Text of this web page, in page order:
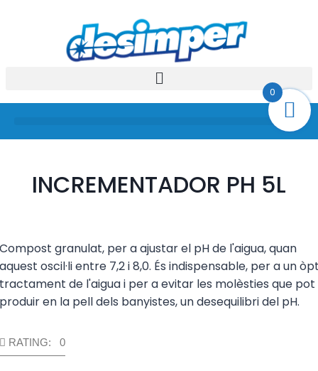
INCREMENTADOR PH 5L
Compost granulat, per a ajustar el pH de l'aigua, quan
aquest oscil·li entre 7,2 i 8,0. És indispensable, per a un
tractament de l'aigua i per a evitar les molèsties que pot
produir en la pell dels banyistes, un desequilibri del pH.
RATING: 0
0